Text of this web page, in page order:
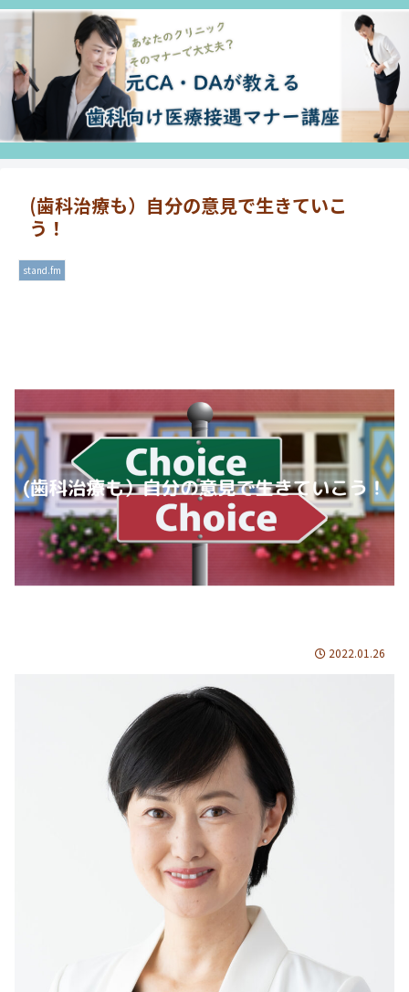
(歯科治療も）自分の意見で生きていこ
う！
stand.fm
2022.01.26